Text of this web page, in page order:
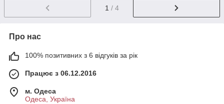
1 / 4
Про нас
100% позитивних з 6 відгуків за рік
Працює з 06.12.2016
м. Одеса
Одеса, Україна